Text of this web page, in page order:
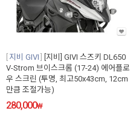
지비 GIVI
[지비] GIVI 스즈키 DL650
V-Strom 브이스크롬 (17-24) 에어플로
우 스크린 (투명, 최고50x43cm, 12cm
만큼 조절가능)
280,000₩